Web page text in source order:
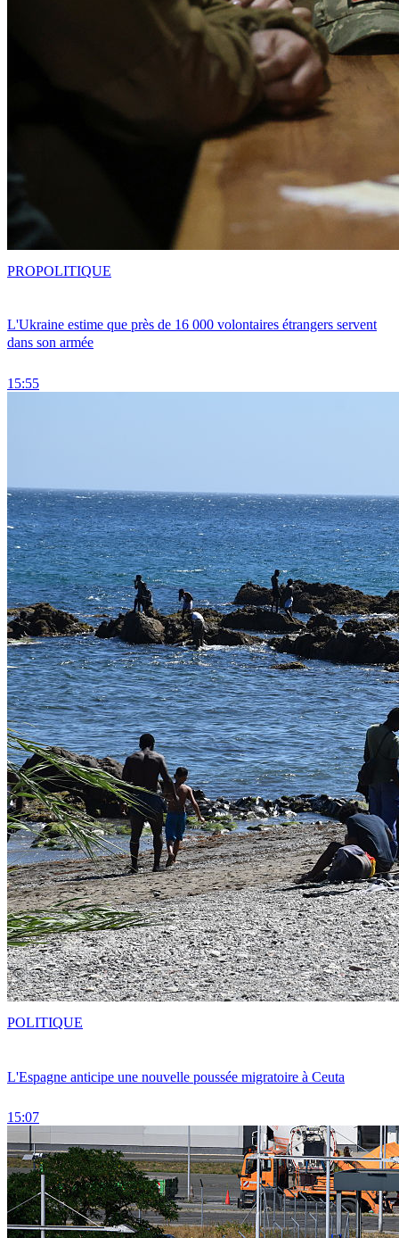
L'Ukraine estime que près de 16 000 volontaires étrangers servent
dans son armée
15:55
PROPOLITIQUE
L'Espagne anticipe une nouvelle poussée migratoire à Ceuta
15:07
POLITIQUE